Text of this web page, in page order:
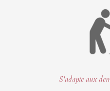
S'adapte aux